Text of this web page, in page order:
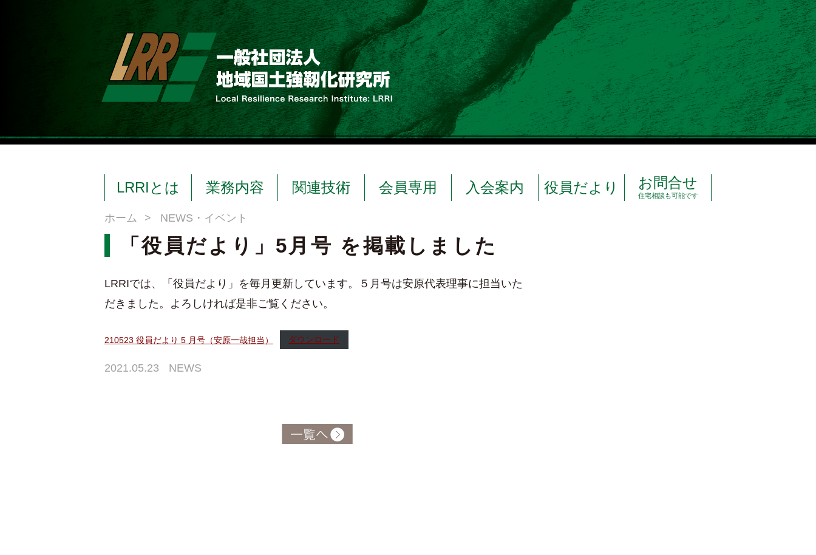
LRRIとは 業務内容 関連技術 会員専用 入会案内 役員だより お問合せ
住宅相談も可能です
ホーム > NEWS・イベント
「役員だより」5月号 を掲載しました
LRRIでは、「役員だより」を毎月更新しています。５月号は安原代表理事に担当いた
だきました。よろしければ是非ご覧ください。
210523 役員だより 5 月号（安原一哉担当） ダウンロード
2021.05.23 NEWS